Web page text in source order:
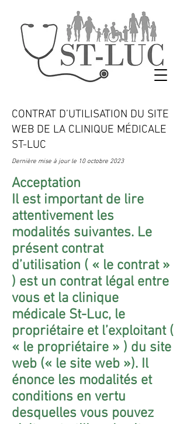
CONTRAT D’UTILISATION DU SITE
WEB DE LA CLINIQUE MÉDICALE
ST-LUC
Dernière mise à jour le 10 octobre 2023
Acceptation
Il est important de lire
attentivement les
modalités suivantes. Le
présent contrat
d’utilisation ( « le contrat »
) est un contrat légal entre
vous et la clinique
médicale St-Luc, le
propriétaire et l’exploitant (
« le propriétaire » ) du site
web (« le site web »). Il
énonce les modalités et
conditions en vertu
desquelles vous pouvez